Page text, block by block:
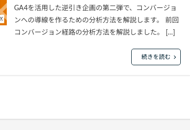
GA4を活用した逆引き企画の第二弾で、コンバージョ
ンへの導線を作るための分析方法を解説します。 前回
コンバージョン経路の分析方法を解説しました。 […]
続きを読む